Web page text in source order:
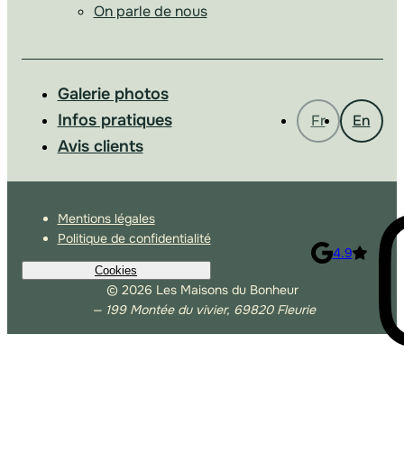
On parle de nous
Galerie photos
Infos pratiques
Avis clients
Fr En
© 2026 Les Maisons du Bonheur
— 199 Montée du vivier, 69820 Fleurie
Mentions légales
Politique de confidentialité
Cookies
4.9